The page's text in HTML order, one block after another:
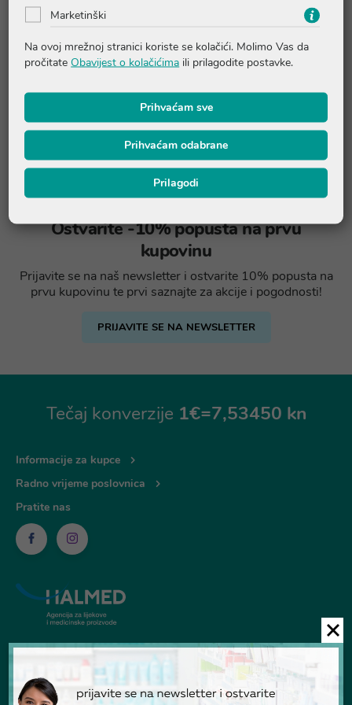
Ostvarite -10% popusta na prvu
kupovinu
Prijavite se na naš newsletter i ostvarite 10% popusta na
prvu kupovinu te prvi saznajte za akcije i pogodnosti!
PRIJAVITE SE NA NEWSLETTER
Tečaj konverzije 1€=7,53450 kn
Informacije za kupce
Radno vrijeme poslovnica
Pratite nas
Marketinški
Na ovoj mrežnoj stranici koriste se kolačići. Molimo Vas da
pročitate Obavijest o kolačićima ili prilagodite postavke.
Prihvaćam sve
Prihvaćam odabrane
Prilagodi